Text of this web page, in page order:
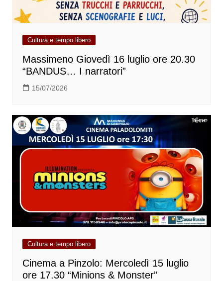
Cultura e tempo libero
Massimeno Giovedì 16 luglio ore 20.30
“BANDUS… I narratori”
15/07/2026
Cultura e tempo libero
Cinema a Pinzolo: Mercoledì 15 luglio
ore 17.30 “Minions & Monster”